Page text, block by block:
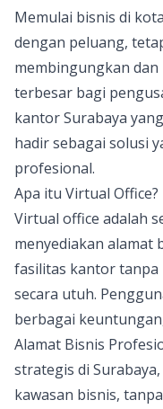
Memulai bisnis di
dengan peluang,
membingungkan dan
terbesar bagi
kantor Surabaya
hadir sebagai solusi
profesional.
Apa itu Virtual Office?
Virtual office adalah
menyediakan alamat
fasilitas kantor tanpa
secara utuh.
berbagai
Alamat Bisnis
strategis di
kawasan bisnis,